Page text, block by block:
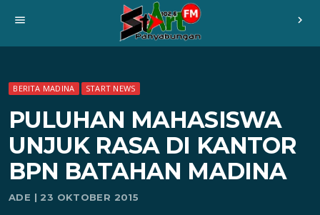
menu chevron_right
BERITA MADINA START NEWS
PULUHAN MAHASISWA
UNJUK RASA DI KANTOR
BPN BATAHAN MADINA
ADE | 23 OKTOBER 2015